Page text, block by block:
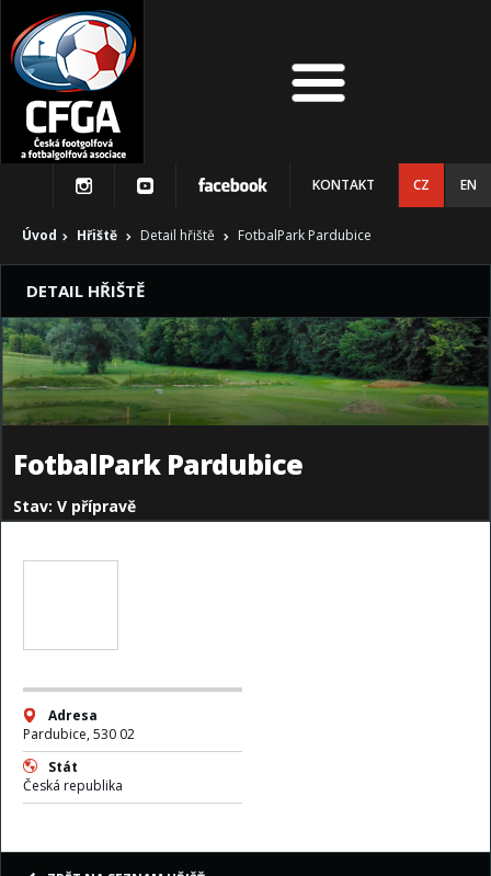
KONTAKT CZ EN
Úvod Hřiště Detail hřiště FotbalPark Pardubice
DETAIL HŘIŠTĚ
FotbalPark Pardubice
Stav: V přípravě
Adresa
Pardubice, 530 02
Stát
Česká republika